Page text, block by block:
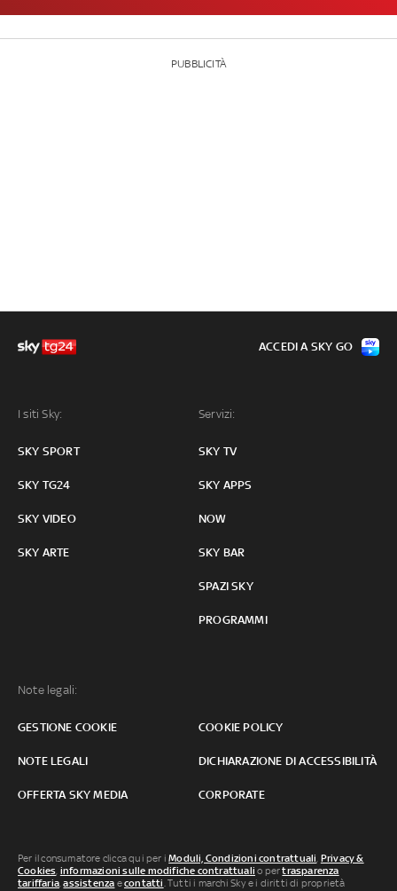
PUBBLICITÀ
I siti Sky:
SKY SPORT
SKY TG24
SKY VIDEO
SKY ARTE
Servizi:
SKY TV
SKY APPS
NOW
SKY BAR
SPAZI SKY
PROGRAMMI
Note legali:
GESTIONE COOKIE COOKIE POLICY
NOTE LEGALI DICHIARAZIONE DI ACCESSIBILITÀ
OFFERTA SKY MEDIA CORPORATE
ACCEDI A SKY GO
Per il consumatore clicca qui per iModuli, Condizioni contrattuali, Privacy &
Cookies, informazioni sulle modifiche contrattuali o pertrasparenza
tariffaria,assistenza econtatti. Tutti i marchi Sky e i diritti di proprietà